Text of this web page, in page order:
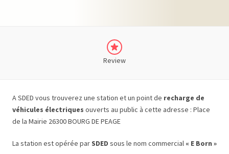
Review
A SDED vous trouverez une station et un point de recharge de
véhicules électriques ouverts au public à cette adresse : Place
de la Mairie 26300 BOURG DE PEAGE
La station est opérée par SDED sous le nom commercial « E Born »